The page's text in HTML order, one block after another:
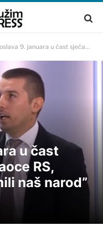
9. januara u čast sjećanja na stvaraoce RS, vijekovima su lomili naš narod”
u čast
RS,
naš narod”